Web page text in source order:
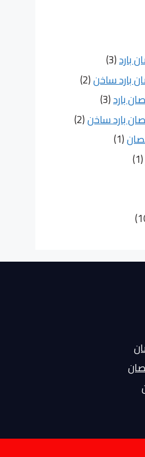
(3)
(2)
(3)
(2)
(1)
(1)